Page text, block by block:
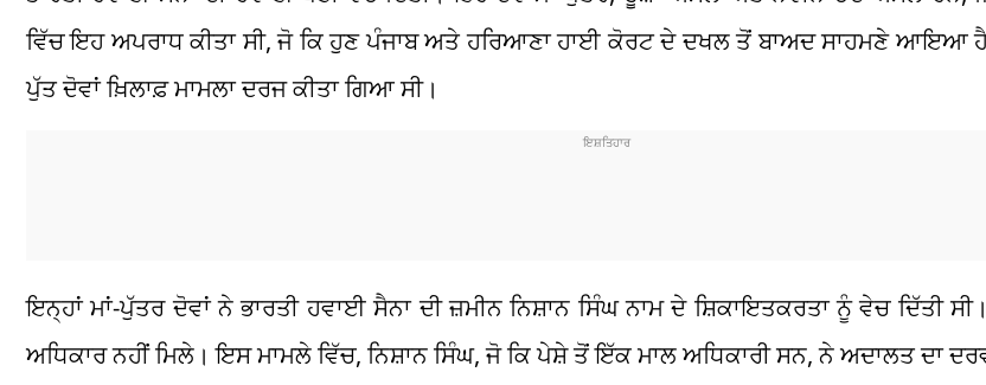
ਵਿੱਚ ਇਹ ਅਪਰਾਧ ਕੀਤਾ ਸੀ, ਜੋ ਕਿ ਹੁਣ ਪੰਜਾਬ ਅਤੇ ਹਰਿਆਣਾ ਹਾਈ ਕੋਰਟ ਦੇ ਦਖਲ ਤੋਂ ਬਾਅਦ ਸਾਹਮਣੇ ਆਇਆ
ਪੁੱਤ ਦੋਵਾਂ ਖ਼ਿਲਾਫ਼ ਮਾਮਲਾ ਦਰਜ ਕੀਤਾ ਗਿਆ ਸੀ।
ਇਨ੍ਹਾਂ ਮਾਂ-ਪੁੱਤਰ ਦੋਵਾਂ ਨੇ ਭਾਰਤੀ ਹਵਾਈ ਸੈਨਾ ਦੀ ਜ਼ਮੀਨ ਨਿਸ਼ਾਨ ਸਿੰਘ ਨਾਮ ਦੇ ਸ਼ਿਕਾਇਤਕਰਤਾ ਨੂੰ ਵੇਚ ਦਿੱਤੀ
ਅਧਿਕਾਰ ਨਹੀਂ ਮਿਲੇ। ਇਸ ਮਾਮਲੇ ਵਿੱਚ, ਨਿਸ਼ਾਨ ਸਿੰਘ, ਜੋ ਕਿ ਪੇਸ਼ੇ ਤੋਂ ਇੱਕ ਮਾਲ ਅਧਿਕਾਰੀ ਸਨ, ਨੇ ਅਦਾਲਤ ਦਾ